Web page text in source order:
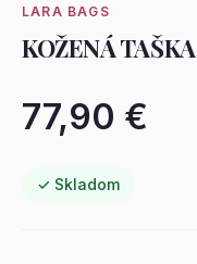
LARA BAGS
KOŽENÁ TAŠKA
77,90 €
✓ Skladom